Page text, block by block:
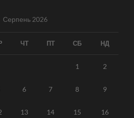
Серпень 2026
ЧТ ПТ СБ НД
1 2
6 7 8 9
13 14 15 16